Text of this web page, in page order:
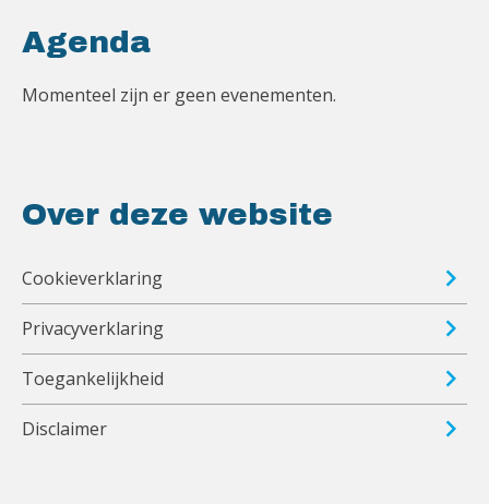
Agenda
Momenteel zijn er geen evenementen.
Over deze website
Cookieverklaring
Privacyverklaring
Toegankelijkheid
Disclaimer